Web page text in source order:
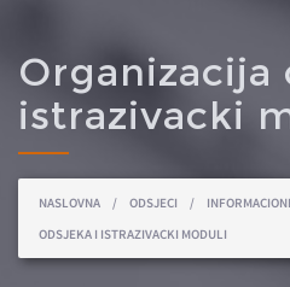
Organizacija
istrazivacki
You are here
NASLOVNA / ODSJECI /
ODSJEKA I ISTRAZIVACKI MODULI